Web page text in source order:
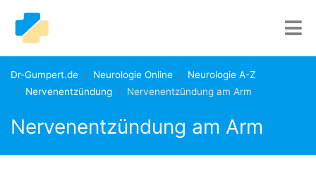
Dr-Gumpert.de Neurologie Online
Neurologie A-Z
Nervenentzündung
Nervenentzündung am Arm
Nervenentzündung am Arm